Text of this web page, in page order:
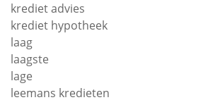
krediet advies
krediet hypotheek
laag
laagste
lage
leemans kredieten